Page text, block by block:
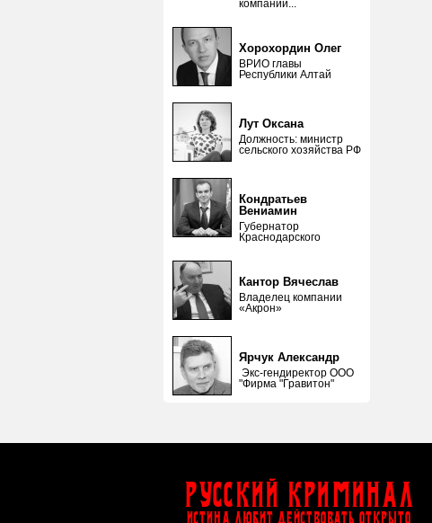
компании...
Хорохордин Олег
ВРИО главы
Республики Алтай
Лут Оксана
Должность: министр
сельского хозяйства РФ
Кондратьев
Вениамин
Губернатор
Краснодарского
Кантор Вячеслав
Владелец компании
«Акрон»
Ярчук Александр
Экс-гендиректор ООО
"Фирма "Гравитон"
Русский Криминал
ИСТИНА ЛЮБИТ ДЕЙСТВОВАТЬ ОТКРЫТО